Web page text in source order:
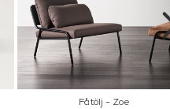
Fåtölj - Zoe